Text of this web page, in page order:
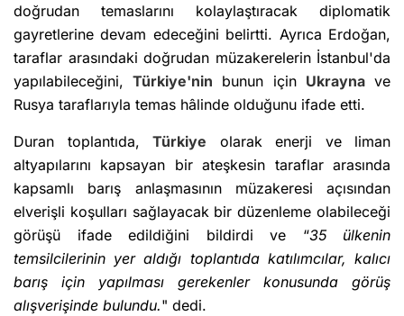
doğrudan temaslarını kolaylaştıracak diplomatik
gayretlerine devam edeceğini belirtti. Ayrıca Erdoğan,
taraflar arasındaki doğrudan müzakerelerin İstanbul'da
yapılabileceğini,Türkiye'nin bunun için Ukraynave
Rusya taraflarıyla temas hâlinde olduğunu ifade etti.
Duran toplantıda, Türkiye olarak enerji ve liman
altyapılarını kapsayan bir ateşkesin taraflar arasında
kapsamlı barış anlaşmasının müzakeresi açısından
elverişli koşulları sağlayacak bir düzenleme olabileceği
görüşü ifade edildiğini bildirdi ve “35 ülkenin
temsilcilerinin yer aldığı toplantıda katılımcılar, kalıcı
barış için yapılması gerekenler konusunda görüş
alışverişinde bulundu." dedi.